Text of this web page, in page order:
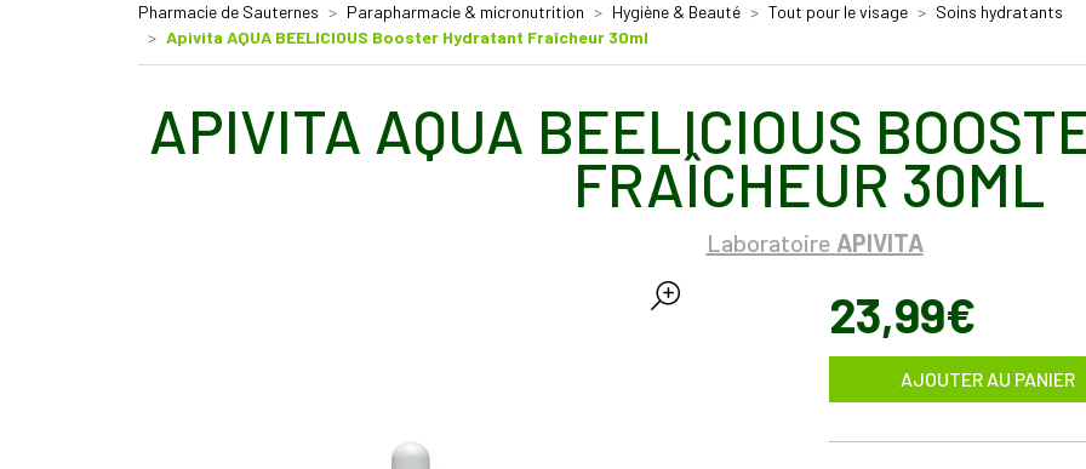
Pharmacie de Sauternes Parapharmacie & micronutrition Hygiène & Beauté Tout pour le visage
Soins hydratants
Apivita AQUA BEELICIOUS Booster Hydratant Fraîcheur 30ml
APIVITA AQUA BEELICIOUS
FRAÎCHEUR 30ML
Laboratoire APIVITA
23,99€
AJOUTER AU PANIER